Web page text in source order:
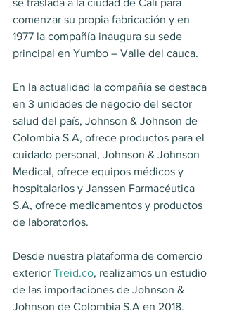
se traslada a la ciudad de Cali para
comenzar su propia fabricación y en
1977 la compañía inaugura su sede
principal en Yumbo – Valle del cauca.
En la actualidad la compañía se destaca
en 3 unidades de negocio del sector
salud del país, Johnson & Johnson de
Colombia S.A, ofrece productos para el
cuidado personal, Johnson & Johnson
Medical, ofrece equipos médicos y
hospitalarios y Janssen Farmacéutica
S.A, ofrece medicamentos y productos
de laboratorios.
Desde nuestra plataforma de comercio
exterior Treid.co, realizamos un estudio
de las importaciones de Johnson &
Johnson de Colombia S.A en 2018.